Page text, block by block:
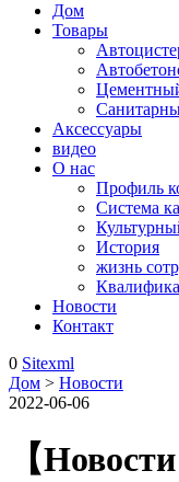
Дом
Товары
Аксессуары
видео
О нас
Профиль
Система
История
жизнь
Новости
Контакт
0 Sitexml
Дом > Новости
2022-06-06
【